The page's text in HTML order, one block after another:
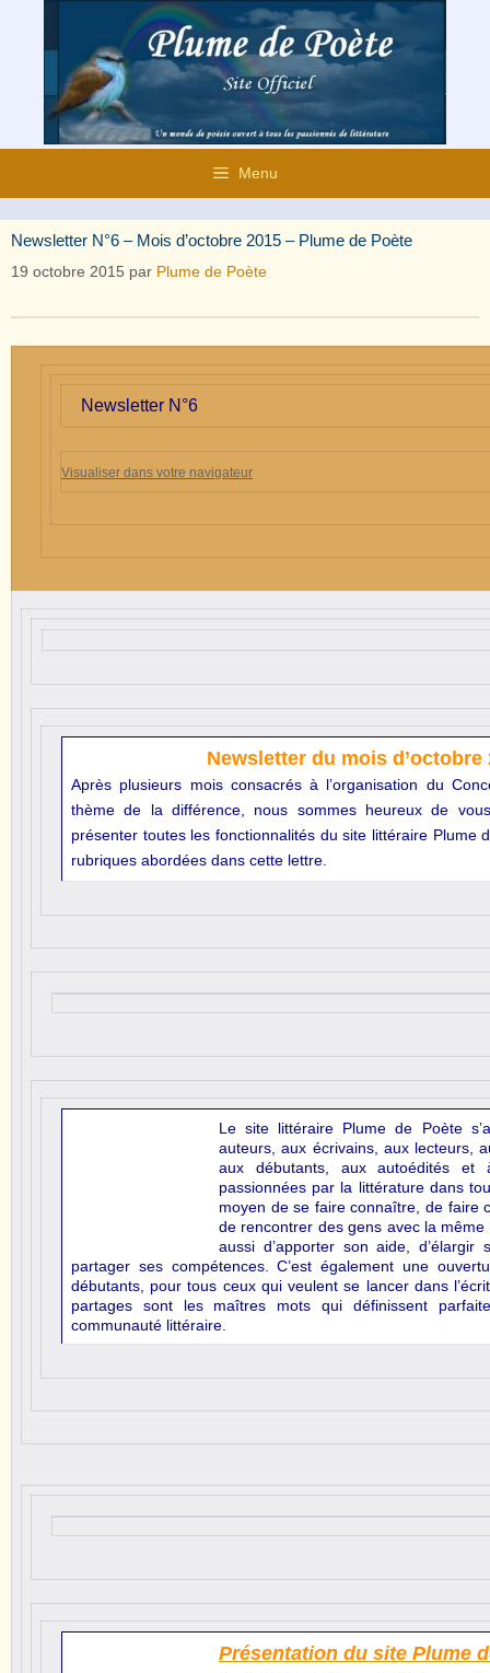
contenu
Menu
Newsletter N°6 – Mois d’octobre 2015 – Plume de Poète
19 octobre 2015 par Plume de Poète
Newsletter N°6
Visualiser dans votre navigateur
Newsletter du mois d’octobre
Après plusieurs mois consacrés à l’organisation du
thème de la différence, nous sommes heureux de
présenter toutes les fonctionnalités du site littéraire Plume
rubriques abordées dans cette lettre
Le site littéraire Plume de Poète
auteurs, aux écrivains, aux lecteurs,
aux débutants, aux autoédités et
passionnées par la littérature dans
moyen de se faire connaître, de faire
de rencontrer des gens avec la même
aussi d’apporter son aide, d’élargir
partager ses compétences. C’est également une
débutants, pour tous ceux qui veulent se lancer dans
partages sont les maîtres mots qui définissent
communauté littéraire.
Présentation du site Plume